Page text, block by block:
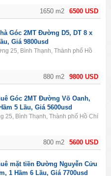
6500 USD
1650 m2
9800 USD
880 m2
Góc 2MT Đường D5, DT 8 x
Giá 9800usd
25, Bình Thạnh, Thành phố Hồ
5600 USD
800 m2
Góc 2MT Đường Võ Oanh,
5 Lầu, Giá 5600usd
25, Bình Thạnh, Thành phố Hồ Chí
mặt tiền Đường Nguyễn Cửu
1 Hầm 6 Lầu, Giá 7700usd